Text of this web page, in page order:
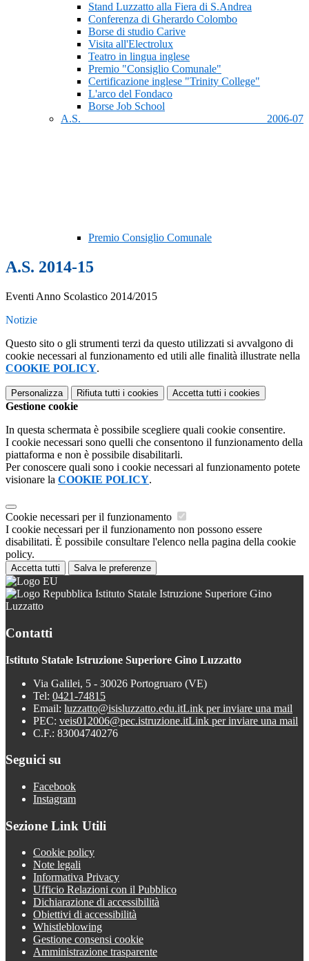
Stand Luzzatto alla Fiera di S.Andrea
Conferenza di Gherardo Colombo
Borse di studio Carive
Visita all'Electrolux
Teatro in lingua inglese
Premio "Consiglio Comunale"
Certificazione inglese "Trinity College"
L'arco del Fondaco
Borse Job School
A.S. 2006-07
Premio Consiglio Comunale
A.S. 2014-15
Eventi Anno Scolastico 2014/2015
Notizie
Questo sito o gli strumenti terzi da questo utilizzati si avvalgono di
cookie necessari al funzionamento ed utili alle finalità illustrate nella
COOKIE POLICY.
Personalizza Rifiuta tutti i cookies Accetta tutti i cookies
Gestione cookie
In questa schermata è possibile scegliere quali cookie consentire.
I cookie necessari sono quelli che consentono il funzionamento della
piattaforma e non è possibile disabilitarli.
Per conoscere quali sono i cookie necessari al funzionamento potete
visionare la COOKIE POLICY.
Cookie necessari per il funzionamento
I cookie necessari per il funzionamento non possono essere
disabilitati. È possibile consultare l'elenco nella pagina della cookie
policy.
Accetta tutti Salva le preferenze
Istituto Statale Istruzione Superiore Gino
Luzzatto
Contatti
Istituto Statale Istruzione Superiore Gino Luzzatto
Via Galilei, 5 - 30026 Portogruaro (VE)
Tel: 0421-74815
Email: luzzatto@isisluzzatto.edu.itLink per inviare una mail
PEC: veis012006@pec.istruzione.itLink per inviare una mail
C.F.: 83004740276
Seguici su
Facebook
Instagram
Sezione Link Utili
Cookie policy
Note legali
Informativa Privacy
Ufficio Relazioni con il Pubblico
Dichiarazione di accessibilità
Obiettivi di accessibilità
Whistleblowing
Gestione consensi cookie
Amministrazione trasparente